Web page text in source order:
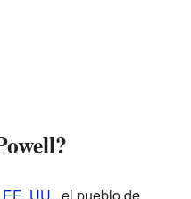
UU., el pueblo de